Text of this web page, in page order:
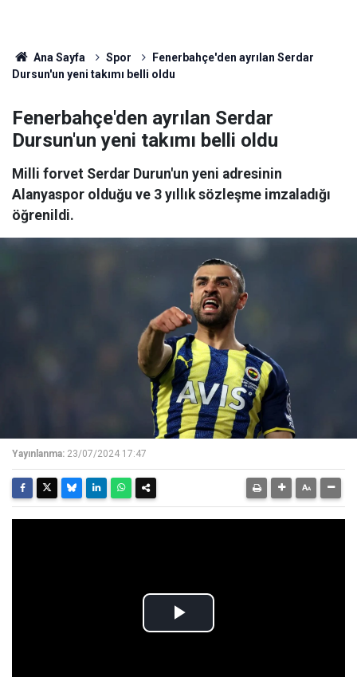
Ana Sayfa Spor
Fenerbahçe'den ayrılan Serdar
Dursun'un yeni takımı belli oldu
Fenerbahçe'den ayrılan Serdar
Dursun'un yeni takımı belli oldu
Milli forvet Serdar Durun'un yeni adresinin
Alanyaspor olduğu ve 3 yıllık sözleşme imzaladığı
öğrenildi.
Yayınlanma: 23/07/2024 17:47